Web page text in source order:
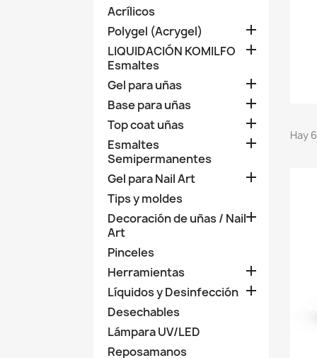
Acrílicos
Polygel (Acrygel)

LIQUIDACIÓN KOMILFO
Esmaltes

Gel para uñas 
Base para uñas 
Top coat uñas 
Esmaltes
Semipermanentes

Gel para Nail Art 
Tips y moldes
Decoración de uñas / Nail
Art

Pinceles
Herramientas

Líquidos y Desinfección 
Desechables
Lámpara UV/LED
Reposamanos
Hay